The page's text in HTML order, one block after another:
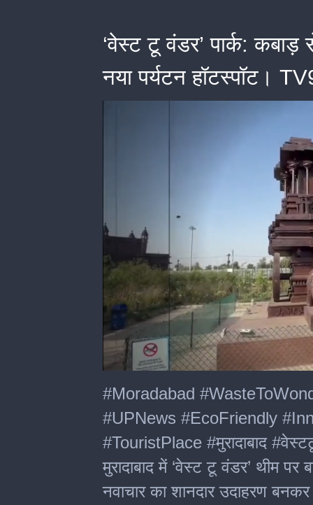
‘वेस्ट टू वंडर’ पार्क:
नया पर्यटन हॉटस्पॉट।
seconds
of
minutes,
seconds
#Moradabad
#UPNews #EcoFriendly
#TouristPlace #मुरादाबाद
मुरादाबाद में ‘वेस्ट टू वंडर’ थीम पर
नवाचार का शानदार उदाहरण